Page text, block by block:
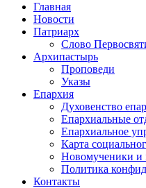
Главная
Новости
Патриарх
Слово
Архипастырь
Проповеди
Указы
Епархия
Духовенство
Епархиальные
Епархиальное
Карта
Новомученики и
Политика
Контакты